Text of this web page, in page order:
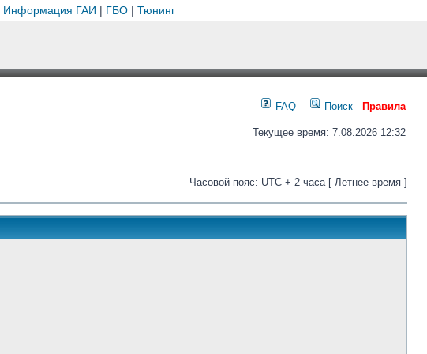
Информация ГАИ | ГБО| Тюнинг
FAQ Поиск Правила
Текущее время: 7.08.2026 12:32
Часовой пояс: UTC + 2 часа [ Летнее время ]